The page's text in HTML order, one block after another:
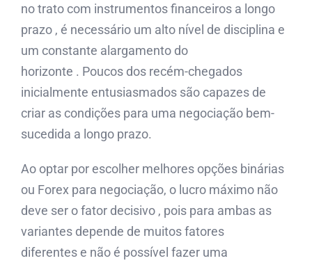
no trato com instrumentos financeiros a longo
prazo , é necessário um alto nível de disciplina e
um constante alargamento do
horizonte . Poucos dos recém-chegados
inicialmente entusiasmados são capazes de
criar as condições para uma negociação bem-
sucedida a longo prazo.
Ao optar por escolher melhores opções binárias
ou Forex para negociação, o lucro máximo não
deve ser o fator decisivo , pois para ambas as
variantes depende de muitos fatores
diferentes e não é possível fazer uma